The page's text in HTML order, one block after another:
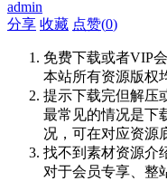
admin
分享 收藏 点赞(0)
免费下载或者VIP
本站所有资源版权
提示下载完但解压
最常见的情况是下
况，可在对应资源
找不到素材资源介
对于会员专享、整